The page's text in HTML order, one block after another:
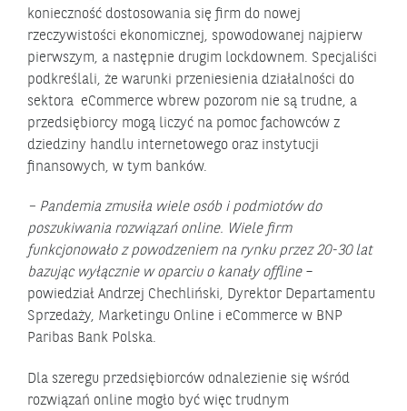
konieczność dostosowania się firm do nowej
rzeczywistości ekonomicznej, spowodowanej najpierw
pierwszym, a następnie drugim lockdownem. Specjaliści
podkreślali, że warunki przeniesienia działalności do
sektora eCommerce wbrew pozorom nie są trudne, a
przedsiębiorcy mogą liczyć na pomoc fachowców z
dziedziny handlu internetowego oraz instytucji
finansowych, w tym banków.
– Pandemia zmusiła wiele osób i podmiotów do
poszukiwania rozwiązań online. Wiele firm
funkcjonowało z powodzeniem na rynku przez 20-30 lat
bazując wyłącznie w oparciu o kanały offline –
powiedział Andrzej Chechliński, Dyrektor Departamentu
Sprzedaży, Marketingu Online i eCommerce w BNP
Paribas Bank Polska.
Dla szeregu przedsiębiorców odnalezienie się wśród
rozwiązań online mogło być więc trudnym